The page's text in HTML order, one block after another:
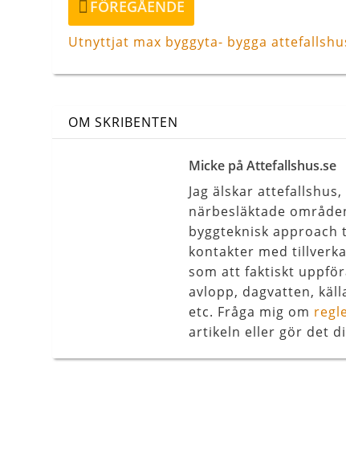
inlägg
FÖREGÅENDE
Utnyttjat max byggyta- bygga
OM SKRIBENTEN
Micke på Attefallshus.se
Jag älskar
närbesläktade
byggteknisk approach
kontakter med
som att faktiskt
avlopp, dagvatten,
etc. Fråga mig om
artikeln eller gör det